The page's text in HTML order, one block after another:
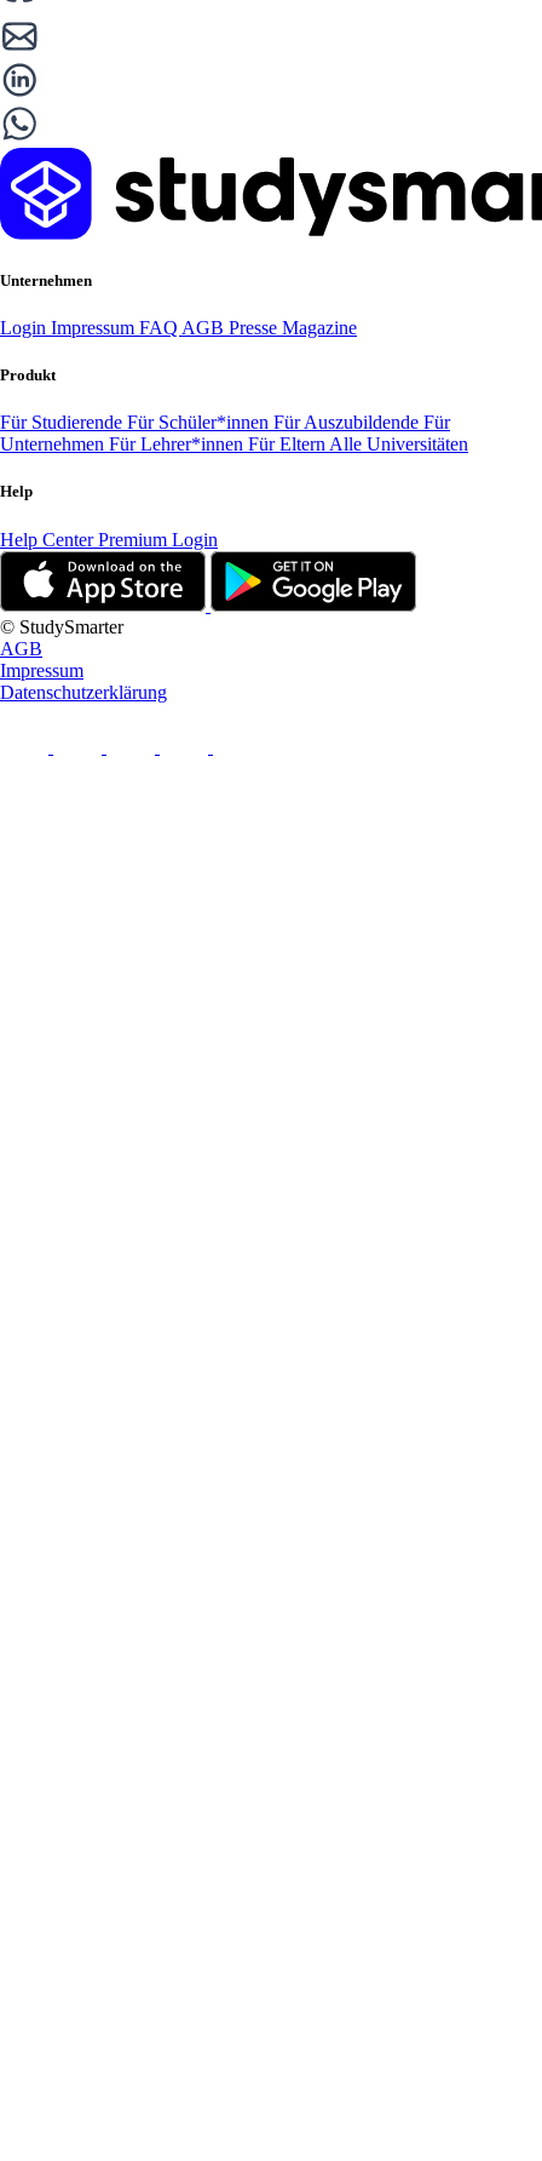
Unternehmen
Login Impressum FAQ AGB Presse Magazine
Produkt
Für Studierende Für Schüler*innen Für Auszubildende Für
Unternehmen Für Lehrer*innen Für Eltern Alle Universitäten
Help
Help CenterPremium Login
© StudySmarter
AGB
Impressum
Datenschutzerklärung